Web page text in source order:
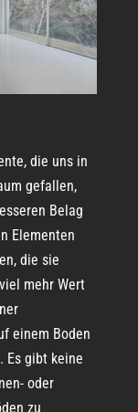
die uns in
gefallen,
Belag
Elementen
die sie
mehr Wert
einem Boden
Es gibt keine
oder
zu